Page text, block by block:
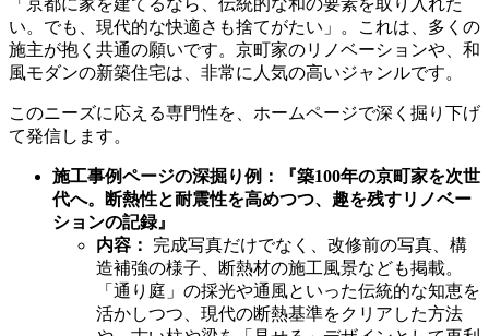
い。でも、現代的な快適さも捨てがたい」。これは、多くの
施主が抱く共通の願いです。京町家のリノベーションや、和
風モダンの新築住宅は、非常に人気の高いジャンルです。
このニーズに応える専門性を、ホームページで深く掘り下げ
て発信します。
施工事例ページの深掘り例：『築100年の京町家を次世
代へ。断熱性と耐震性を高めつつ、趣を残すリノベー
ションの記録』
内容：
完成写真だけでなく、改修前の写真、構
造補強の様子、断熱材の施工風景なども掲載。
「通り庭」の採光や通風といった伝統的な知恵を
活かしつつ、現代の断熱基準をクリアした方法